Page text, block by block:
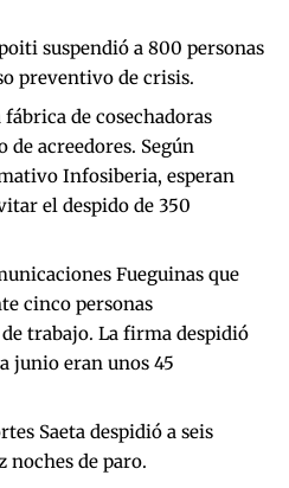
suspendió a 800 personas
preventivo de crisis.
de cosechadoras
de acreedores. Según
Infosiberia, esperan
el despido de 350
Fueguinas que
cinco personas
trabajo. La firma despidió
junio eran unos 45
Saeta despidió a seis
noches de paro.